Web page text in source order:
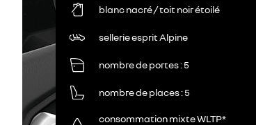
blanc nacré / toit noir étoilé
sellerie esprit Alpine
nombre de portes 5
nombre de places 5
consommation mixte WLTP*